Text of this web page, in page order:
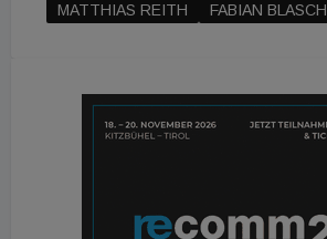
MATTHIAS REITH
FABIAN BLASCH